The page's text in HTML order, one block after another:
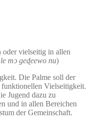
vielseitig in allen
mͻ geɖeewo nu)
Die Palme soll der
Vielseitigkeit.
Jugend dazu zu
und in allen Bereichen
der Gemeinschaft.